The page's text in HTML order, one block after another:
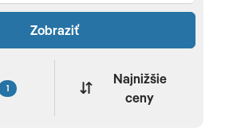
Zobraziť
1
Najnižšie
ceny